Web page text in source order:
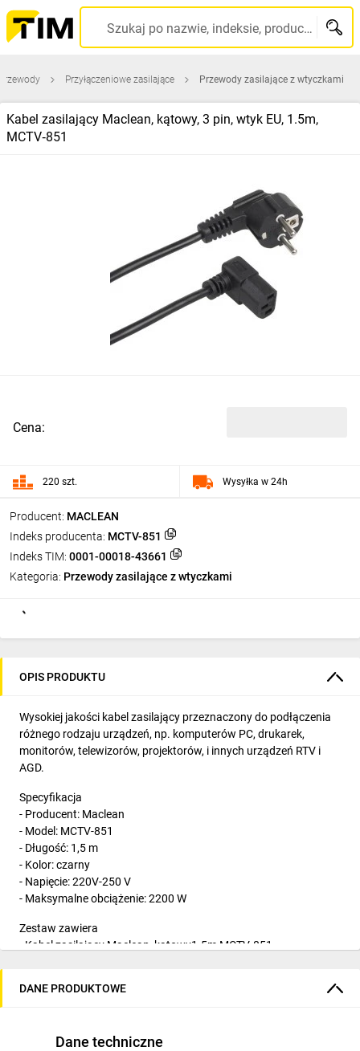
Szukaj po nazwie, indeksie, producencie, kodzie kreskowym...
Przyłączeniowe zasilające Przewody zasilające z wtyczkami
Kabel zasilający Maclean, kątowy, 3 pin, wtyk EU, 1.5m,
MCTV‑851
Producent: MACLEAN
Indeks producenta: MCTV-851
Indeks TIM: 0001-00018-43661
Kategoria: Przewody zasilające z wtyczkami
Cena:
220 szt. Wysyłka w 24h
OPIS PRODUKTU
Wysokiej jakości kabel zasilający przeznaczony do podłączenia
różnego rodzaju urządzeń, np. komputerów PC, drukarek,
monitorów, telewizorów, projektorów, i innych urządzeń RTV i
AGD.
Specyfikacja
- Producent: Maclean
- Model: MCTV-851
- Długość: 1,5 m
- Kolor: czarny
- Napięcie: 220V-250 V
- Maksymalne obciążenie: 2200 W
Zestaw zawiera
- Kabel zasilający Maclean, kątowy1.5m MCTV-851
- Wysokiej jakości kątowy przewód zasilający
drukarki, skanera, faksu, telewizora, produktów AGD i RTV, itp.
DANE PRODUKTOWE
Dane techniczne